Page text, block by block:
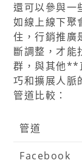
還可以參與
如線上線下聚
住，行銷推廣
斷調整，才能
群，與其他
巧和擴展人脈
管道比較：
管道
Facebook